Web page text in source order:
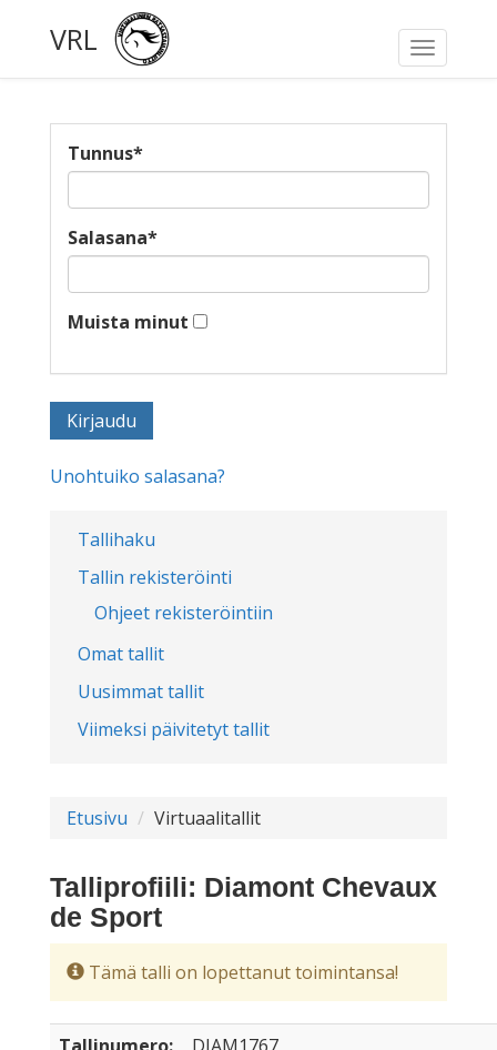
Toggle
VRL
Tallihaku
Tallin rekisteröinti
Ohjeet rekisteröintiin
Omat tallit
Uusimmat tallit
Viimeksi päivitetyt tallit
Tunnus*
Salasana*
Muista minut
Unohtuiko salasana?
Etusivu Virtuaalitallit
Talliprofiili: Diamont Chevaux
de Sport
Tämä talli on lopettanut toimintansa!